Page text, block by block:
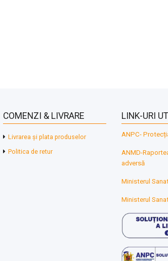
COMENZI & LIVRARE
Livrarea și plata produselor
Politica de retur
LINK-URI
ANPC-
ANMD-
adversă
Ministerul
Ministerul